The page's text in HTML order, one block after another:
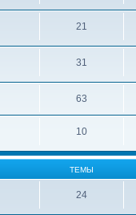
21
31
63
10
ТЕМЫ
24